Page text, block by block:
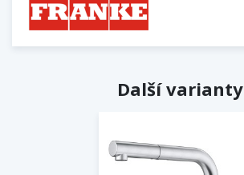
Další varianty